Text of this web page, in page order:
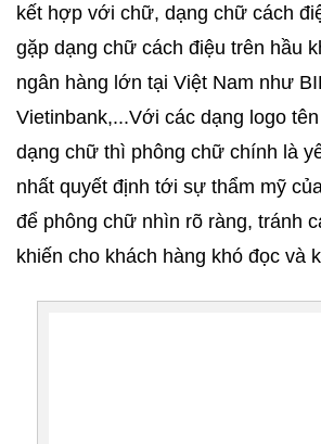
kết hợp với chữ, dạng chữ cách
gặp dạng chữ cách điệu trên hầu
ngân hàng lớn tại Việt Nam như
Vietinbank,...Với các dạng logo
dạng chữ thì phông chữ chính là
nhất quyết định tới sự thẩm mỹ
để phông chữ nhìn rõ ràng, tránh
khiến cho khách hàng khó đọc và